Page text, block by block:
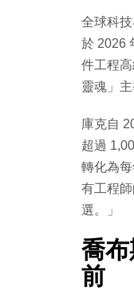
全球科
於 2026
件工程
靈魂」主
庫克自
超過
轉化為
有工程
選。」
喬
前